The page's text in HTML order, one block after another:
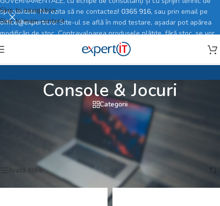
Skip to navigation
Skip to main content
specialitate. Nu ezita să ne contactezi! 0365 916, sau prin email pe
office@expertit.ro! Site-ul se află în mod testare, așadar pot apărea
modificări de stoc. Contravaloarea produsele plătite, fără stoc, se vor
rambursa în totalitate.
Console & Jocuri
Categorii
TV, Electronice & Gaming
Afișez toate cele 3 rezultate
Arată filtre